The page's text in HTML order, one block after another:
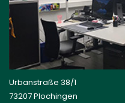
Urbanstraße 38/1
73207 Plochingen